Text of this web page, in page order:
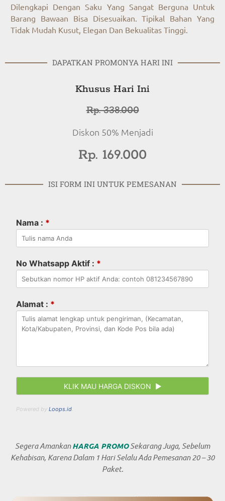
Dilengkapi Dengan Saku Yang Sangat Berguna Untuk
Barang Bawaan Bisa Disesuaikan. Tipikal Bahan Yang
Tidak Mudah Kusut, Elegan Dan Bekualitas Tinggi.
DAPATKAN PROMONYA HARI INI
Khusus Hari Ini
Rp. 338.000
Diskon 50% Menjadi
Rp. 169.000
ISI FORM INI UNTUK PEMESANAN
Nama : *
No Whatsapp Aktif : *
Alamat : *
Powered by Loops.id
Segera AmankanHARGA PROMOSekarang Juga, Sebelum
Kehabisan, Karena Dalam 1 Hari Selalu Ada Pemesanan 20 – 30
Paket.